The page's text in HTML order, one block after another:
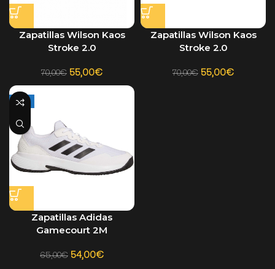
Zapatillas Wilson Kaos
Stroke 2.0
70,00€ 55,00€
Zapatillas Wilson Kaos
Stroke 2.0
70,00€ 55,00€
-17%
Zapatillas Adidas
Gamecourt 2M
65,00€ 54,00€